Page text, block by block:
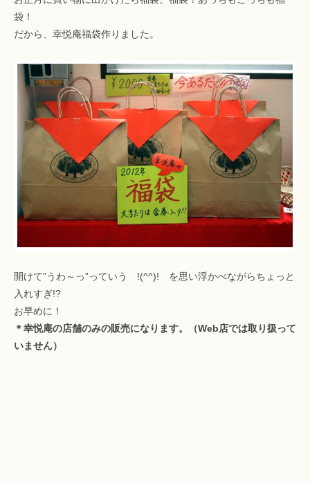
袋！
だから、幸悦庵福袋作りました。
開けて”うわ～っ”っていう !(^^)! を思い浮かべながらちょっと
入れすぎ!?
お早めに！
＊幸悦庵の店舗のみの販売になります。（Web店では取り扱って
いません）